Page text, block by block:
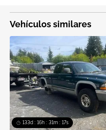
Vehículos similares
133d : 16h : 31m : 16s